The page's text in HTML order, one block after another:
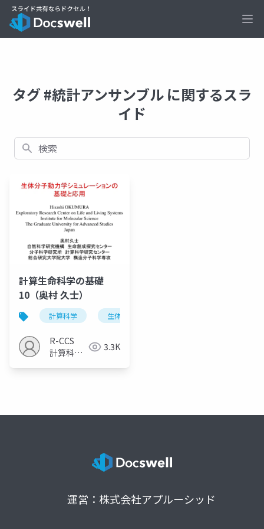
タグ #統計アンサンブル に関するスラ
イド
検索
計算生命科学の基礎
10（奥村 久士）
計算科学 生体分子動力学
R-CCS
計算科学
3.3K
運営：株式会社アプルーシッド